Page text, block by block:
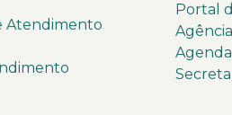
Atendimento
Portal